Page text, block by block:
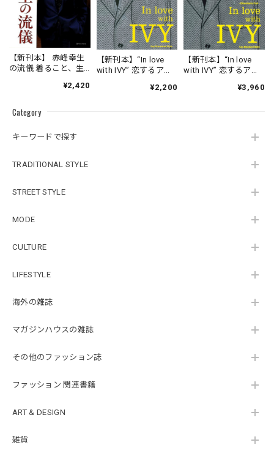
Category
キーワードで探す
TRADITIONAL STYLE
STREET STYLE
MODE
CULTURE
LIFESTYLE
海外の雑誌
マガジンハウスの雑誌
その他のファッション誌
ファッション 関連書籍
ART & DESIGN
雑貨
【新刊本】 赤峰幸生
の流儀 着ること、生
¥2,420
【新刊本】“In love
with IVY” 恋するアイ
¥2,200
【新刊本】“In love
with IVY” 恋するアイ
Enlarged & Revised
Kay Standard Style
¥3,960